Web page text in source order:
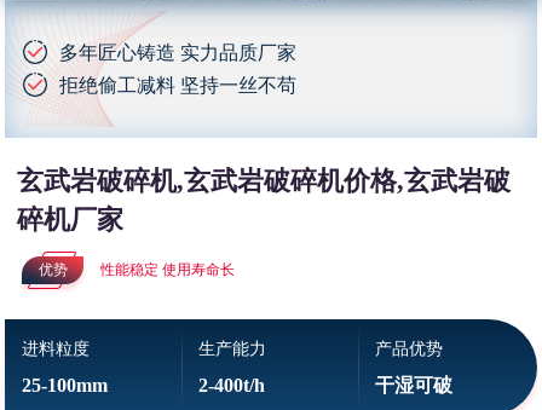
多年匠心铸造 实力品质厂家
拒绝偷工减料 坚持一丝不苟
玄武岩破碎机,玄武岩破碎机价格,玄武岩破
碎机厂家
优势 性能稳定 使用寿命长
进料粒度
25-100mm
生产能力
2-400t/h
产品优势
干湿可破